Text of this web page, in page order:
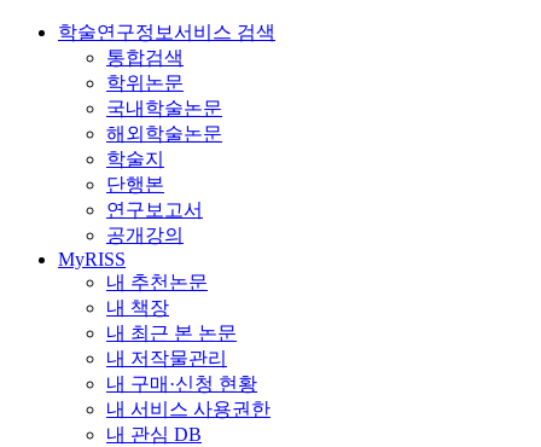
학술연구정보서비스 검색
통합검색
학위논문
국내학술논문
해외학술논문
학술지
단행본
연구보고서
공개강의
MyRISS
내 추천논문
내 책장
내 최근 본 논문
내 저작물관리
내 구매·신청 현황
내 서비스 사용권한
내 관심 DB